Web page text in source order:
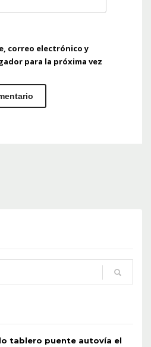
correo electrónico y
para la próxima vez
tablero puente autovía el